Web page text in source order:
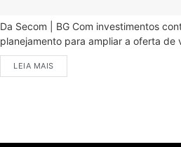
Da Secom | BG Com investimentos
planejamento para ampliar a oferta de
LEIA MAIS